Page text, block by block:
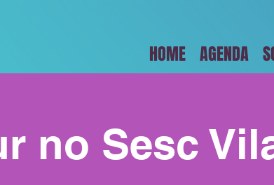
HOME AGENDA
no Sesc